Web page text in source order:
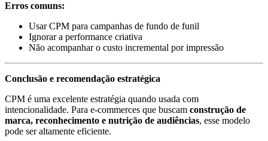
Erros comuns:
Usar CPM para campanhas de fundo de funil
Ignorar a performance criativa
Não acompanhar o custo incremental por impressão
Conclusão e recomendação estratégica
CPM é uma excelente estratégia quando usada com
intencionalidade. Para e-commerces que buscam construção de
marca, reconhecimento e nutrição de audiências, esse modelo
pode ser altamente eficiente.